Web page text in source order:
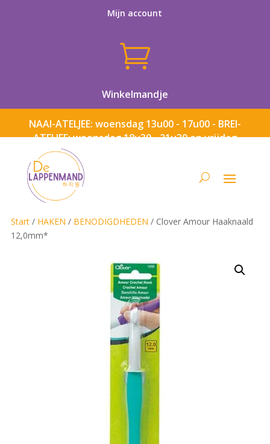
Mijn account

Winkelmandje
NAAI-ATELJEE: woensdag 13u00 - 17u00 - BREI-
ATELJEE: woensdag 18u30 - 21u30 en vrijdag
Start/ HAKEN / BENODIGDHEDEN / Clover Amour Haaknaald
12,0mm*